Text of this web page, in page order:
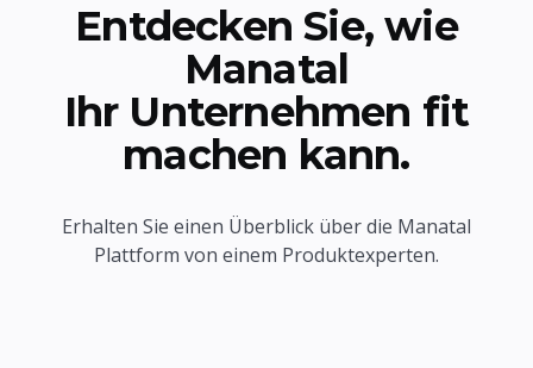
Entdecken Sie, wie
Manatal
Ihr Unternehmen fit
machen kann.
Erhalten Sie einen Überblick über die Manatal
Plattform von einem Produktexperten.